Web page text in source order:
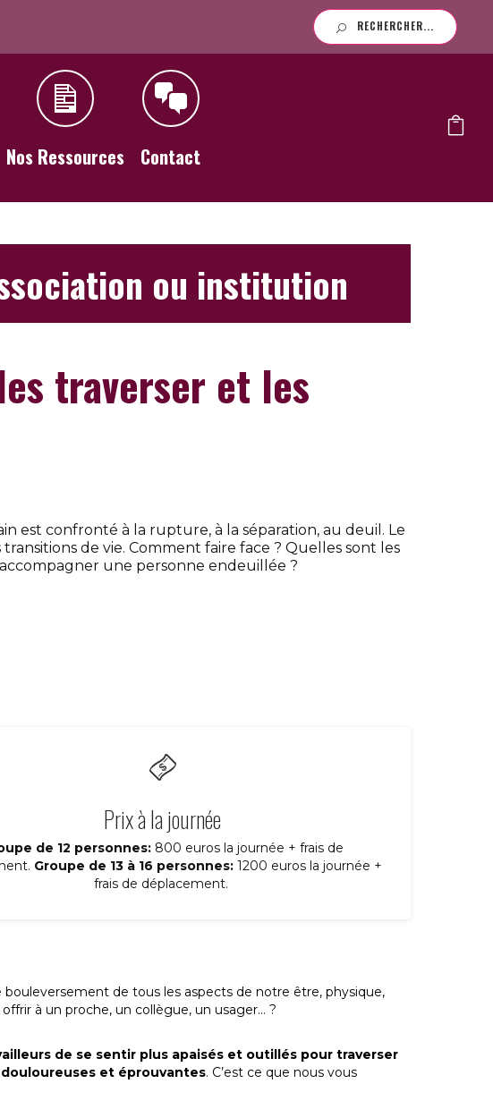
RECHERCHER...
Nos Ressources Contact
ou institution
traverser et les
est confronté à la rupture, à la séparation, au deuil. Le
de vie. Comment faire face ? Quelles sont les
une personne endeuillée ?
Prix à la journée
de 12 personnes: 800 euros la journée + frais de
Groupe de 13 à 16 personnes:1200 euros la journée +
frais de déplacement.
de tous les aspects de notre être, physique,
à un proche, un collègue, un usager… ?
de se sentir plus apaisés et outillés pour traverser
et éprouvantes. C’est ce que nous vous